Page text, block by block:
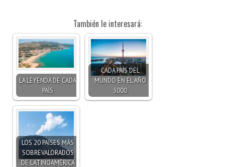
También le interesará:
LA LEYENDA DE CADA
PAÍS
CADA PAÍS DEL
MUNDO EN EL AÑO
3000
LOS 20 PAÍSES MÁS
SOBREVALORADOS
DE LATINOAMÉRICA